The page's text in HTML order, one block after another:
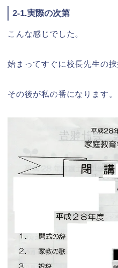
2-1.実際の次第
こんな感じでした。
始まってすぐに校長先生の挨
その後が私の番になります。